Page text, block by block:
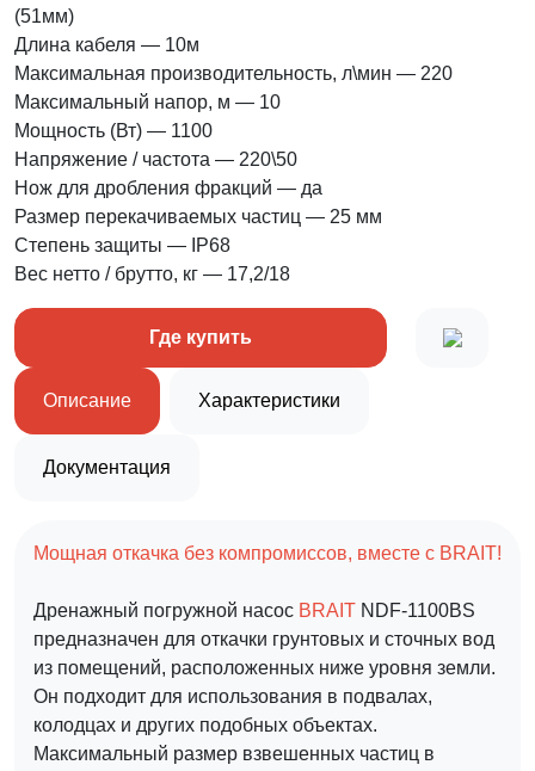
(51мм)
Длина кабеля — 10м
Максимальная производительность, л\мин — 220
Максимальный напор, м — 10
Мощность (Вт) — 1100
Напряжение / частота — 220\50
Нож для дробления фракций — да
Размер перекачиваемых частиц — 25 мм
Степень защиты — IP68
Вес нетто / брутто, кг — 17,2/18
Где купить
Описание Характеристики
Документация
Мощная откачка без компромиссов, вместе с BRAIT!
Дренажный погружной насос BRAIT NDF-1100BS
предназначен для откачки грунтовых и сточных вод
из помещений, расположенных ниже уровня земли.
Он подходит для использования в подвалах,
колодцах и других подобных объектах.
Максимальный размер взвешенных частиц в